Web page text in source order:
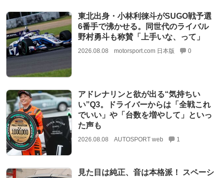
東北出身・小林利徠斗がSUGO戦予選
6番手で沸かせる。同世代のライバル
野村勇斗も称賛「上手いな、って」
2026.08.08 motorsport.com 日本版 0
アドレナリンと欲が出る“気持ちい
い”Q3。ドライバーからは「全戦これ
でいい」や「台数を増やして」といっ
た声も
2026.08.08 AUTOSPORT web 1
見た目は純正、音は本格派！ スペーシ